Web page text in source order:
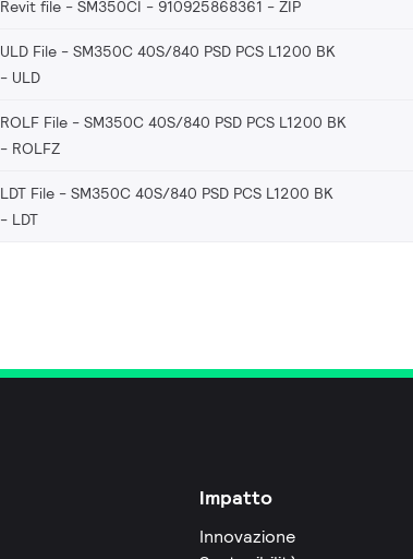
Revit file - SM350CI - 910925868361 ZIP
ULD File - SM350C 40S/840 PSD PCS L1200 BK
ULD
ROLF File - SM350C 40S/840 PSD PCS L1200 BK
ROLFZ
LDT File - SM350C 40S/840 PSD PCS L1200 BK
LDT
Impatto
Innovazione